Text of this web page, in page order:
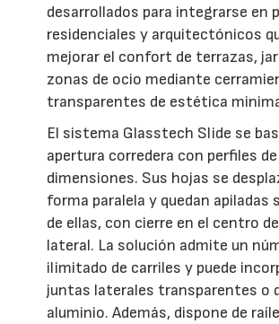
desarrollados para integrarse en
residenciales y arquitectónicos
mejorar el confort de terrazas,
zonas de ocio mediante
transparentes de estética
El sistema Glasstech Slide se
apertura corredera con perfiles
dimensiones. Sus hojas se
forma paralela y quedan apiladas
de ellas, con cierre en el centro
lateral. La solución admite un
ilimitado de carriles y puede
juntas laterales transparentes o
aluminio. Además, dispone de